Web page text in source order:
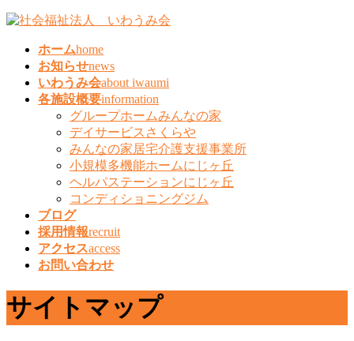
コ
ナ
ホームhome
お知らせnews
いわうみ会about iwaumi
各施設概要information
グループホームみんなの家
デイサービスさくらや
みんなの家居宅介護支援事業所
小規模多機能ホームにじヶ丘
ヘルパステーションにじヶ丘
コンディショニングジム
ブログ
採用情報recruit
アクセスaccess
お問い合わせ
サイトマップ